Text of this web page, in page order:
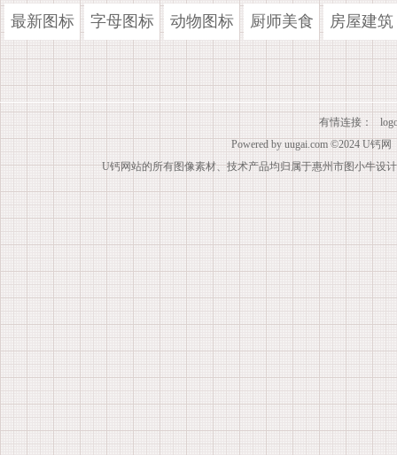
最新图标 字母图标 动物图标 厨师美食 房屋建筑
有情连接：
Powered by uugai.com ©2024 U钙网
U钙网站的所有图像素材、技术产品均归属于惠州市图小牛设